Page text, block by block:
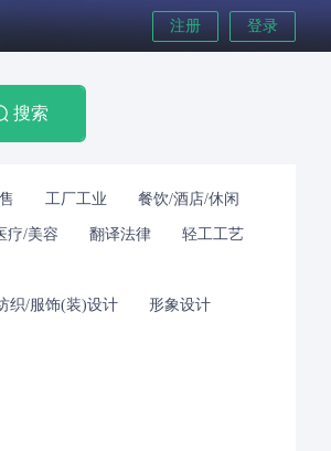
注册 登录
搜索
工厂工业 餐饮/酒店/休闲
疗/美容 翻译法律 轻工工艺
织/服饰(装)设计 形象设计